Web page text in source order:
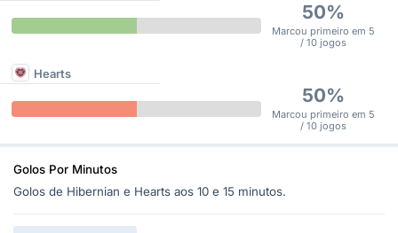
50%
Marcou primeiro em 5
/ 10 jogos
Hearts
50%
Marcou primeiro em 5
/ 10 jogos
Golos Por Minutos
Golos de Hibernian e Hearts aos 10 e 15 minutos.